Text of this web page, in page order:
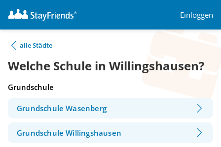
Einloggen
alle Städte
Welche Schule in Willingshausen?
Grundschule
Grundschule Wasenberg
Grundschule Willingshausen